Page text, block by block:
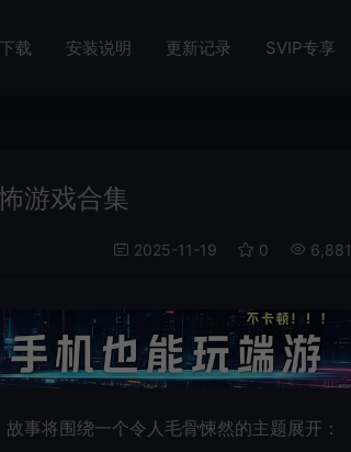
载 安装说明 更新记录 SVIP专享
游戏合集
2025-11-19 0 6,881
事将围绕一个令人毛骨悚然的主题展开：